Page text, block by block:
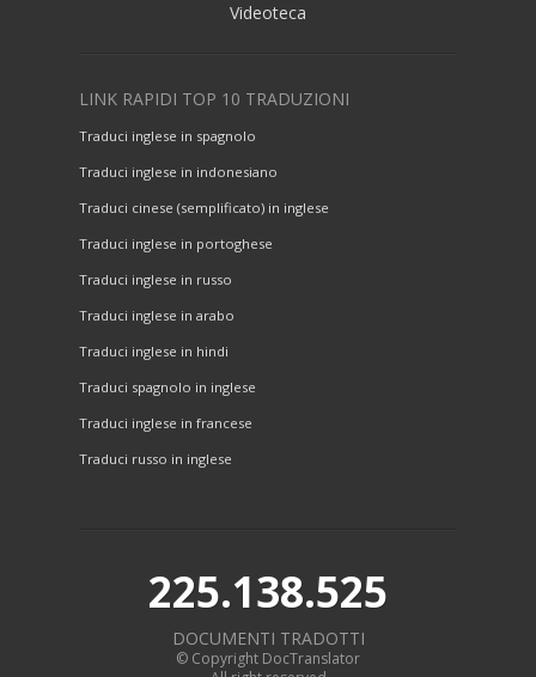
Videoteca
LINK RAPIDI TOP 10 TRADUZIONI
Traduci inglese in spagnolo
Traduci inglese in indonesiano
Traduci cinese (semplificato) in inglese
Traduci inglese in portoghese
Traduci inglese in russo
Traduci inglese in arabo
Traduci inglese in hindi
Traduci spagnolo in inglese
Traduci inglese in francese
Traduci russo in inglese
225.138.525
DOCUMENTI TRADOTTI
© Copyright DocTranslator